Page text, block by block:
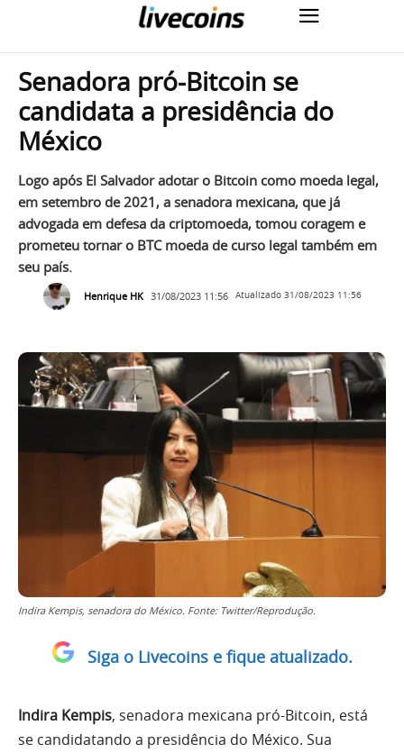
Senadora pró-Bitcoin se
candidata a presidência do
México
Logo após El Salvador adotar o Bitcoin como moeda legal,
em setembro de 2021, a senadora mexicana, que já
advogada em defesa da criptomoeda, tomou coragem e
prometeu tornar o BTC moeda de curso legal também em
seu país.
Henrique HK 31/08/2023 11:56 Atualizado 31/08/2023 11:56
Indira Kempis, senadora do México. Fonte: Twitter/Reprodução.
Siga o Livecoins e fique atualizado.
Indira Kempis, senadora mexicana pró-Bitcoin, está
se candidatando a presidência do México. Sua